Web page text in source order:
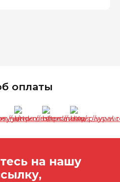
оплаты
на нашу